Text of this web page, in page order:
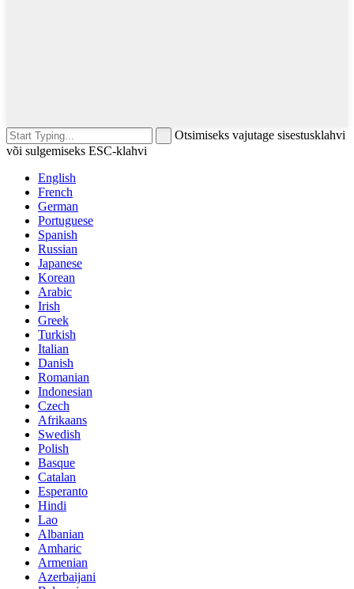
Otsimiseks vajutage sisestusklahvi
või sulgemiseks ESC-klahvi
English
French
German
Portuguese
Spanish
Russian
Japanese
Korean
Arabic
Irish
Greek
Turkish
Italian
Danish
Romanian
Indonesian
Czech
Afrikaans
Swedish
Polish
Basque
Catalan
Esperanto
Hindi
Lao
Albanian
Amharic
Armenian
Azerbaijani